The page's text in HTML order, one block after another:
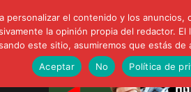
Sal
una radio sin fines comerciales
redes sociales
en las Redes Sociales
el contenido y los
la opinión propia del redactor.
este sitio, asumiremos que estás de
Aceptar
No Política de